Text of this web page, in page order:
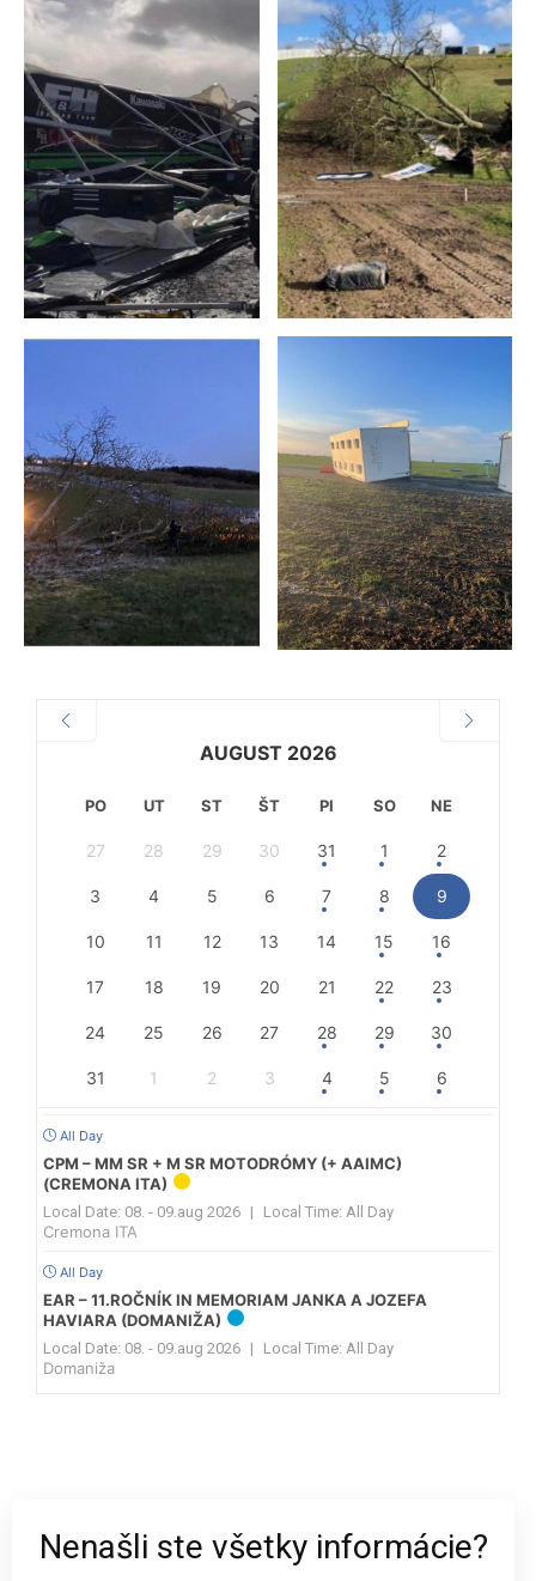
AUGUST 2026
PO UT ST ŠT PI SO NE
27 28 29 30 31 1 2
3 4 5 6 7 8 9
10 11 12 13 14 15 16
17 18 19 20 21 22 23
24 25 26 27 28 29 30
31 1 2 3 4 5 6
All Day
CPM – MM SR + M SR MOTODRÓMY (+ AAIMC)
(CREMONA ITA)
Local Date: 08. - 09.aug 2026 | Local Time: All Day
Cremona ITA
All Day
EAR – 11.ROČNÍK IN MEMORIAM JANKA A JOZEFA
HAVIARA (DOMANIŽA)
Local Date: 08. - 09.aug 2026 | Local Time: All Day
Domaniža
Nenašli ste všetky informácie?